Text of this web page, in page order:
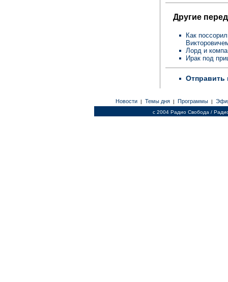
Другие
Как
Лорд и
Ирак под
Отправить
Новости | Темы дня | Программы |
c 2004 Радио Свобода /